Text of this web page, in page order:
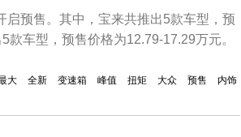
预售。其中，宝来共推出5款车型，预
车型，预售价格为12.79-17.29万元。
大 全新 变速箱 峰值 扭矩 大众 预售
内饰